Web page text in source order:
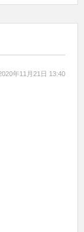
年11月21日 13:40